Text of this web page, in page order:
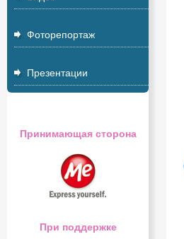
Фоторепортаж
Презентации
Принимающая сторона
При поддержке